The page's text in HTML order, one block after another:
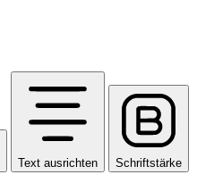
Text ausrichten Schriftstärke